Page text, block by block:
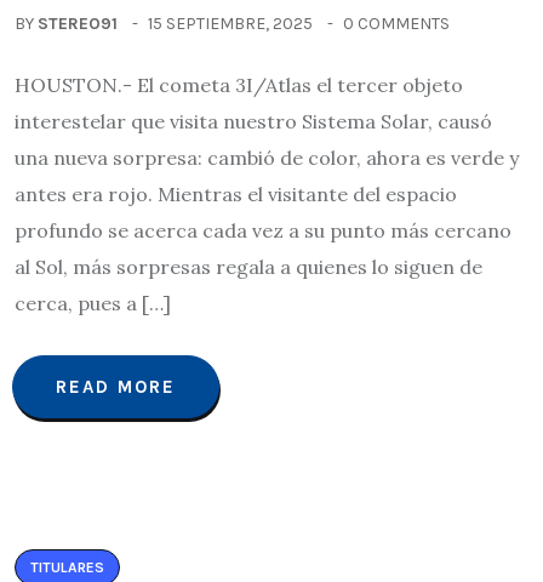
BY STEREO91 15 SEPTIEMBRE, 2025 0 COMMENTS
HOUSTON.- El cometa 3I/Atlas el tercer objeto
interestelar que visita nuestro Sistema Solar, causó
una nueva sorpresa: cambió de color, ahora es verde y
antes era rojo. Mientras el visitante del espacio
profundo se acerca cada vez a su punto más cercano
al Sol, más sorpresas regala a quienes lo siguen de
cerca, pues a […]
READ MORE
TITULARES